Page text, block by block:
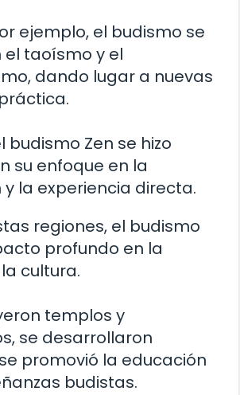
ejemplo, el budismo se
el taoísmo y el
dando lugar a nuevas
budismo Zen se hizo
su enfoque en la
la experiencia directa.
regiones, el budismo
profundo en la
cultura.
templos y
se desarrollaron
promovió la educación
budistas.